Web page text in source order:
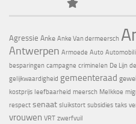
Agressie Anke Anke Van dermeersch
Antwerpen Armoede Auto
besparingen campagne criminelen De Lijn
gelijkwaardigheid gemeenteraad
kostprijs leefbaarheid meersch Melkkoe
respect senaat sluikstort subsidies taks
vrouwen VRT zwerfvuil